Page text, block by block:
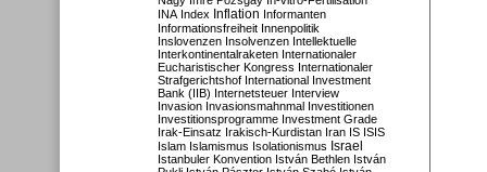
INA Index Inflation Informanten
Informationsfreiheit Innenpolitik
Inslovenzen Insolvenzen Intellektuelle
Interkontinentalraketen Internationaler
Eucharistischer Kongress Internationaler
Strafgerichtshof International Investment
Bank (IIB) Internetsteuer Interview
Invasion Invasionsmahnmal Investitionen
Investitionsprogramme Investment Grade
Irak-Einsatz Irakisch-Kurdistan Iran IS ISIS
Islam Islamismus Isolationismus Israel
Istanbuler Konvention István Bethlen István